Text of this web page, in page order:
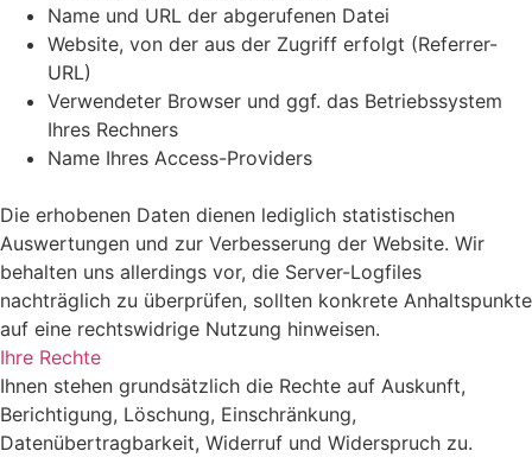
Name und URL der abgerufenen Datei
Website, von der aus der Zugriff erfolgt (Referrer-
URL)
Verwendeter Browser und ggf. das Betriebssystem
Ihres Rechners
Name Ihres Access-Providers
Die erhobenen Daten dienen lediglich statistischen
Auswertungen und zur Verbesserung der Website. Wir
behalten uns allerdings vor, die Server-Logfiles
nachträglich zu überprüfen, sollten konkrete Anhaltspunkte
auf eine rechtswidrige Nutzung hinweisen.
Ihre Rechte
Ihnen stehen grundsätzlich die Rechte auf Auskunft,
Berichtigung, Löschung, Einschränkung,
Datenübertragbarkeit, Widerruf und Widerspruch zu.